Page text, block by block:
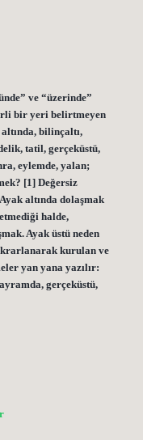
ve “üzerinde”
bir yeri belirtmeyen
bilinçaltı,
tatil, gerçeküstü,
eylemde, yalan;
[1] Değersiz
altında dolaşmak
halde,
Ayak üstü neden
kurulan ve
yan yana yazılır:
gerçeküstü,